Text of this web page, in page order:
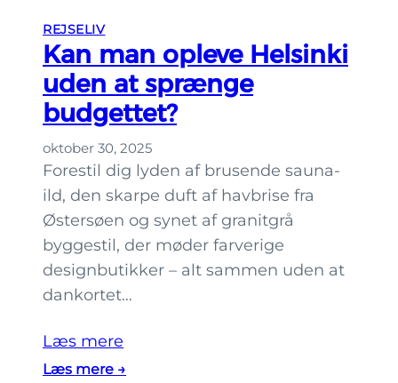
REJSELIV
Kan man opleve Helsinki
uden at sprænge
budgettet?
oktober 30, 2025
Forestil dig lyden af brusende sauna-
ild, den skarpe duft af havbrise fra
Østersøen og synet af granitgrå
byggestil, der møder farverige
designbutikker – alt sammen uden at
dankortet…
Læs mere
Læs mere →